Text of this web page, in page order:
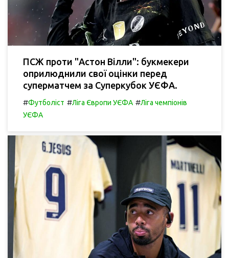
ПСЖ проти "Астон Вілли": букмекери
оприлюднили свої оцінки перед
суперматчем за Суперкубок УЄФА.
#Футболіст #Ліга Європи УЄФА #Ліга чемпіонів
УЄФА